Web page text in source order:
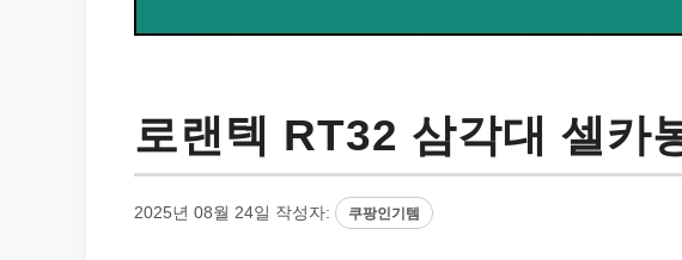
로랜텍 RT32 삼각대 셀카
2025년 08월 24일 작성자: 쿠팡인기템